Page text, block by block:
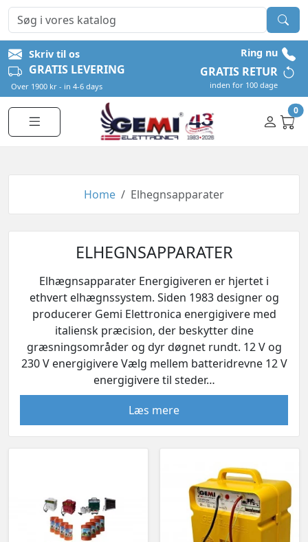
Skriv til os Ring nu
GRATIS LEVERING
Over 1900 kr - in 4-6 days
GRATIS RETUR
inden for 100 dage
0
Home Elhegnsapparater
ELHEGNSAPPARATER
Elhægnsapparater Energigiveren er hjertet i
ethvert elhægnssystem. Siden 1983 designer og
producerer Gemi Elettronica energigivere med
italiensk præcision, der beskytter dine
græsningsområder og dyr døgnet rundt. 12 V og
230 V energigivere Vælg mellem batteridrevne 12 V
energigivere til steder…
Læs mere